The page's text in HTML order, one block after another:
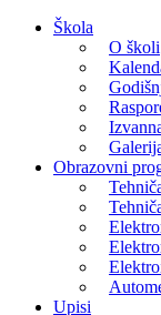
Skip
Škola
O školi
Obrazovni
Upisi